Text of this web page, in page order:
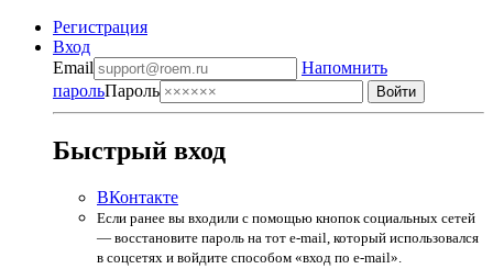
Регистрация
Вход
Email
Напомнить
парольПароль
Быстрый вход
ВКонтакте
Если ранее вы входили с помощью кнопок социальных сетей
— восстановите пароль на тот e-mail, который использовался
в соцсетях и войдите способом «вход по e-mail».